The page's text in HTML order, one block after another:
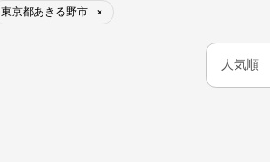
東京都あきる野市 ×